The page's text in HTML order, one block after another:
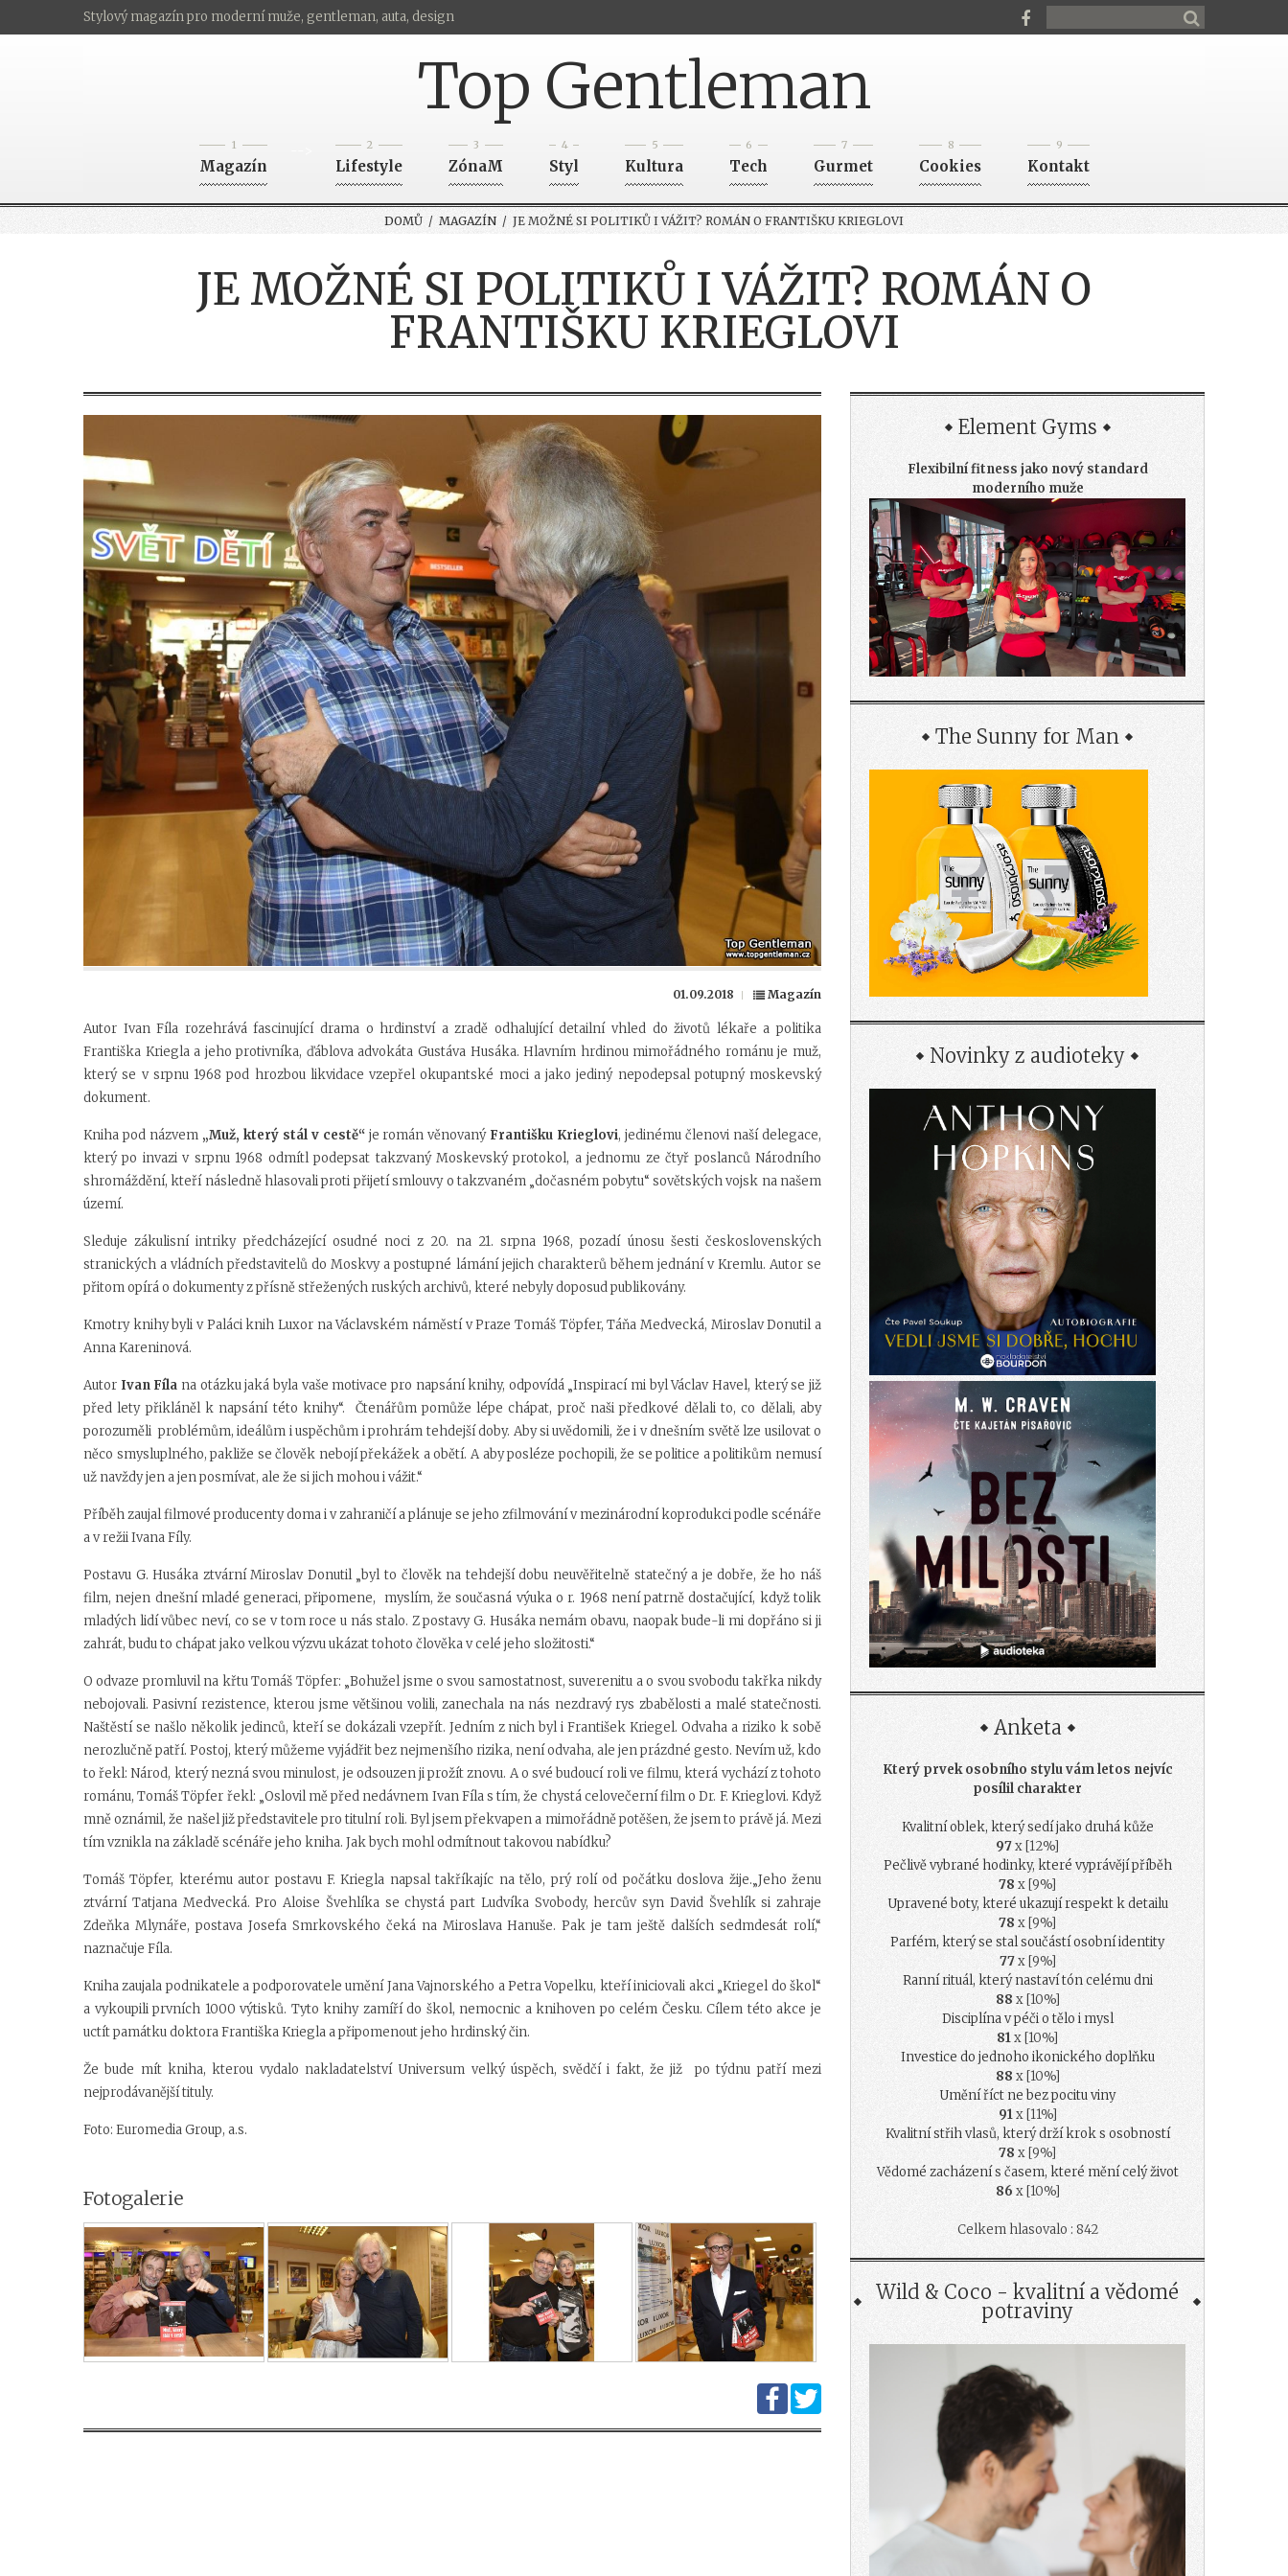
Stylový magazín pro moderní muže, gentleman, auta, design
Top Gentleman
1
Magazín
2
Lifestyle
3
ZónaM
4
Styl
5
Kultura
6
Tech
7
Gurmet
8
Cookies
9
Kontakt
DOMŮ / MAGAZÍN / JE MOŽNÉ SI POLITIKŮ I VÁŽIT? ROMÁN O FRANTIŠKU KRIEGLOVI
JE MOŽNÉ SI POLITIKŮ I VÁŽIT? ROMÁN O
FRANTIŠKU KRIEGLOVI
01.09.2018 Magazín
Autor Ivan Fíla rozehrává fascinující drama o hrdinství a zradě odhalující detailní vhled do životů lékaře a politika
Františka Kriegla a jeho protivníka, ďáblova advokáta Gustáva Husáka. Hlavním hrdinou mimořádného románu je muž,
který se v srpnu 1968 pod hrozbou likvidace vzepřel okupantské moci a jako jediný nepodepsal potupný moskevský
dokument.
Kniha pod názvem „Muž, který stál v cestě“ je román věnovaný Františku Krieglovi, jedinému členovi naší delegace,
který po invazi v srpnu 1968 odmítl podepsat takzvaný Moskevský protokol, a jednomu ze čtyř poslanců Národního
shromáždění, kteří následně hlasovali proti přijetí smlouvy o takzvaném „dočasném pobytu“ sovětských vojsk na našem
území.
Sleduje zákulisní intriky předcházející osudné noci z 20. na 21. srpna 1968, pozadí únosu šesti československých
stranických a vládních představitelů do Moskvy a postupné lámání jejich charakterů během jednání v Kremlu. Autor se
přitom opírá o dokumenty z přísně střežených ruských archivů, které nebyly doposud publikovány.
Kmotry knihy byli v Paláci knih Luxor na Václavském náměstí v Praze Tomáš Töpfer, Táňa Medvecká, Miroslav Donutil a
Anna Kareninová.
Autor Ivan Fíla na otázku jaká byla vaše motivace pro napsání knihy, odpovídá „Inspirací mi byl Václav Havel, který se již
před lety přikláněl k napsání této knihy“. Čtenářům pomůže lépe chápat, proč naši předkové dělali to, co dělali, aby
porozuměli problémům, ideálům i uspěchům i prohrám tehdejší doby. Aby si uvědomili, že i v dnešním světě lze usilovat o
něco smysluplného, pakliže se člověk nebojí překážek a obětí. A aby posléze pochopili, že se politice a politikům nemusí
už navždy jen a jen posmívat, ale že si jich mohou i vážit.“
Příběh zaujal filmové producenty doma i v zahraničí a plánuje se jeho zfilmování v mezinárodní koprodukci podle scénáře
a v režii Ivana Fíly.
Postavu G. Husáka ztvární Miroslav Donutil „byl to člověk na tehdejší dobu neuvěřitelně statečný a je dobře, že ho náš
film, nejen dnešní mladé generaci, připomene, myslím, že současná výuka o r. 1968 není patrně dostačující, když tolik
mladých lidí vůbec neví, co se v tom roce u nás stalo. Z postavy G. Husáka nemám obavu, naopak bude-li mi dopřáno si ji
zahrát, budu to chápat jako velkou výzvu ukázat tohoto člověka v celé jeho složitosti.“
O odvaze promluvil na křtu Tomáš Töpfer: „Bohužel jsme o svou samostatnost, suverenitu a o svou svobodu takřka nikdy
nebojovali. Pasivní rezistence, kterou jsme většinou volili, zanechala na nás nezdravý rys zbabělosti a malé statečnosti.
Naštěstí se našlo několik jedinců, kteří se dokázali vzepřít. Jedním z nich byl i František Kriegel. Odvaha a riziko k sobě
nerozlučně patří. Postoj, který můžeme vyjádřit bez nejmenšího rizika, není odvaha, ale jen prázdné gesto. Nevím už, kdo
to řekl: Národ, který nezná svou minulost, je odsouzen ji prožít znovu. A o své budoucí roli ve filmu, která vychází z tohoto
románu, Tomáš Töpfer řekl: „Oslovil mě před nedávnem Ivan Fíla s tím, že chystá celovečerní film o Dr. F. Krieglovi. Když
mně oznámil, že našel již představitele pro titulní roli. Byl jsem překvapen a mimořádně potěšen, že jsem to právě já. Mezi
tím vznikla na základě scénáře jeho kniha. Jak bych mohl odmítnout takovou nabídku?
Tomáš Töpfer, kterému autor postavu F. Kriegla napsal takříkajíc na tělo, prý rolí od počátku doslova žije.„Jeho ženu
ztvární Tatjana Medvecká. Pro Aloise Švehlíka se chystá part Ludvíka Svobody, hercův syn David Švehlík si zahraje
Zdeňka Mlynáře, postava Josefa Smrkovského čeká na Miroslava Hanuše. Pak je tam ještě dalších sedmdesát rolí,“
naznačuje Fíla.
Kniha zaujala podnikatele a podporovatele umění Jana Vajnorského a Petra Vopelku, kteří iniciovali akci „Kriegel do škol“
a vykoupili prvních 1000 výtisků. Tyto knihy zamíří do škol, nemocnic a knihoven po celém Česku. Cílem této akce je
uctít památku doktora Františka Kriegla a připomenout jeho hrdinský čin.
Že bude mít kniha, kterou vydalo nakladatelství Universum velký úspěch, svědčí i fakt, že již po týdnu patří mezi
nejprodávanější tituly.
Foto: Euromedia Group, a.s.
Fotogalerie
Element Gyms
Flexibilní fitness jako nový standard
moderního muže
The Sunny for Man
Novinky z audioteky
Anketa
Který prvek osobního stylu vám letos nejvíc
posílil charakter
Kvalitní oblek, který sedí jako druhá kůže
97x [12%]
Pečlivě vybrané hodinky, které vyprávějí příběh
78 x [9%]
Upravené boty, které ukazují respekt k detailu
78 x [9%]
Parfém, který se stal součástí osobní identity
77x [9%]
Ranní rituál, který nastaví tón celému dni
88 x [10%]
Disciplína v péči o tělo i mysl
81x [10%]
Investice do jednoho ikonického doplňku
88 x [10%]
Umění říct ne bez pocitu viny
91x [11%]
Kvalitní střih vlasů, který drží krok s osobností
78 x [9%]
Vědomé zacházení s časem, které mění celý život
86 x [10%]
Celkem hlasovalo : 842
Wild & Coco - kvalitní a vědomé
potraviny